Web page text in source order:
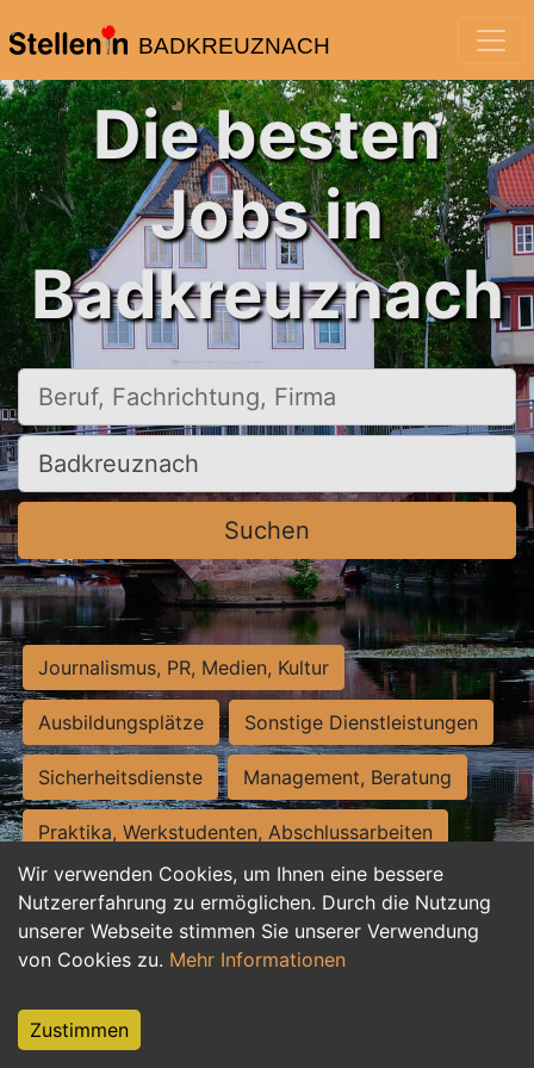
BADKREUZNACH
Wir verwenden Cookies, um Ihnen eine bessere
Nutzererfahrung zu ermöglichen. Durch die Nutzung
unserer Webseite stimmen Sie unserer Verwendung
von Cookies zu. Mehr Informationen
Zustimmen
Die besten
Jobs in
Badkreuznach
Beruf, Fachrichtung, Firma
Ort, Stadt
Suchen
Journalismus, PR, Medien, Kultur
Ausbildungsplätze Sonstige Dienstleistungen
Sicherheitsdienste Management, Beratung
Praktika, Werkstudenten, Abschlussarbeiten
Personalwesen Assistenz, Sekretariat
Hilfskräfte, Aushilfs- und Nebenjobs
Weiterbildung, Studium, duale Ausbildung